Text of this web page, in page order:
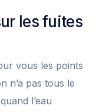
les fuites
vous les points
n’a pas tous le
l’eau